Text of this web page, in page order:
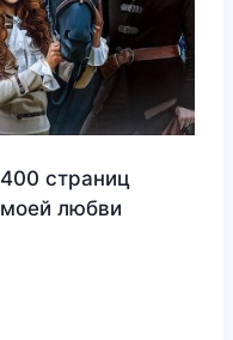
400 страниц
моей любви